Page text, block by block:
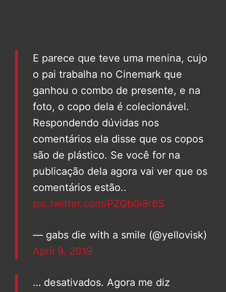
E parece que teve uma menina, cujo
o pai trabalha no Cinemark que
ganhou o combo de presente, e na
foto, o copo dela é colecionável.
Respondendo dúvidas nos
comentários ela disse que os copos
são de plástico. Se você for na
publicação dela agora vai ver que os
comentários estão..
pic.twitter.com/PZQb0i8r6S
— gabs die with a smile (@yellovisk)
April 9, 2019
… desativados. Agora me diz